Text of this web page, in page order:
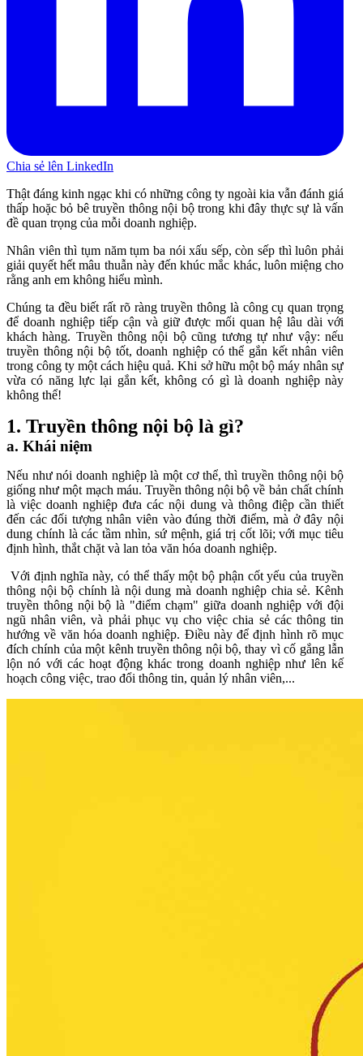
Chia sẻ lên LinkedIn
Thật đáng kinh ngạc khi có những công ty ngoài kia vẫn đánh giá
thấp hoặc bỏ bê truyền thông nội bộ trong khi đây thực sự là vấn
đề quan trọng của mỗi doanh nghiệp.
Nhân viên thì tụm năm tụm ba nói xấu sếp, còn sếp thì luôn phải
giải quyết hết mâu thuẫn này đến khúc mắc khác, luôn miệng cho
rằng anh em không hiểu mình.
Chúng ta đều biết rất rõ ràng truyền thông là công cụ quan trọng
để doanh nghiệp tiếp cận và giữ được mối quan hệ lâu dài với
khách hàng. Truyền thông nội bộ cũng tương tự như vậy: nếu
truyền thông nội bộ tốt, doanh nghiệp có thể gắn kết nhân viên
trong công ty một cách hiệu quả. Khi sở hữu một bộ máy nhân sự
vừa có năng lực lại gắn kết, không có gì là doanh nghiệp này
không thể!
1. Truyền thông nội bộ là gì?
a. Khái niệm
Nếu như nói doanh nghiệp là một cơ thể, thì truyền thông nội bộ
giống như một mạch máu. Truyền thông nội bộ về bản chất chính
là việc doanh nghiệp đưa các nội dung và thông điệp cần thiết
đến các đối tượng nhân viên vào đúng thời điểm, mà ở đây nội
dung chính là các tầm nhìn, sứ mệnh, giá trị cốt lõi; với mục tiêu
định hình, thắt chặt và lan tỏa văn hóa doanh nghiệp.
Với định nghĩa này, có thể thấy một bộ phận cốt yếu của truyền
thông nội bộ chính là nội dung mà doanh nghiệp chia sẻ. Kênh
truyền thông nội bộ là "điểm chạm" giữa doanh nghiệp với đội
ngũ nhân viên, và phải phục vụ cho việc chia sẻ các thông tin
hướng về văn hóa doanh nghiệp. Điều này để định hình rõ mục
đích chính của một kênh truyền thông nội bộ, thay vì cố gắng lẫn
lộn nó với các hoạt động khác trong doanh nghiệp như lên kế
hoạch công việc, trao đổi thông tin, quản lý nhân viên,...